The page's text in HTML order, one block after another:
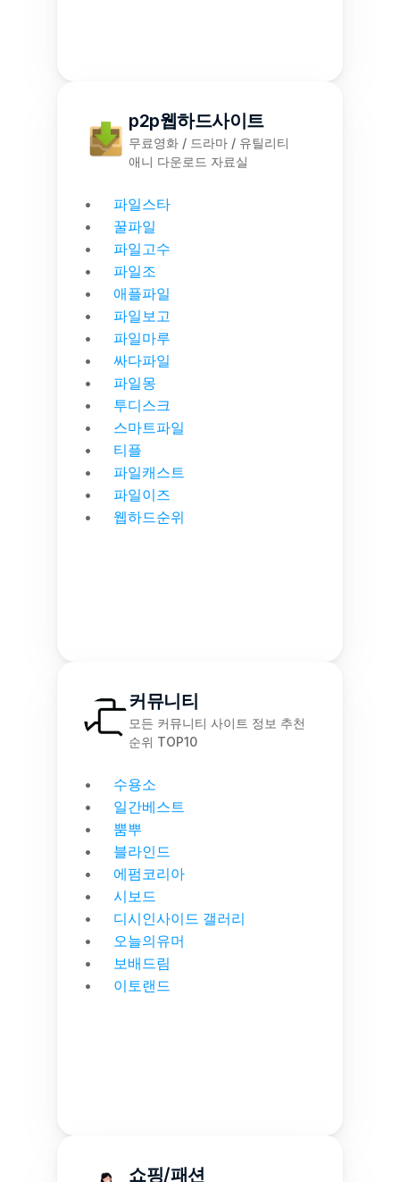
p2p웹하드사이트
무료영화 / 드라마 / 유틸리티
애니 다운로드 자료실
파일스타
꿀파일
파일고수
파일조
애플파일
파일보고
파일마루
싸다파일
파일몽
투디스크
스마트파일
티플
파일캐스트
파일이즈
웹하드순위
커뮤니티
모든 커뮤니티 사이트 정보 추천
순위 TOP10
수용소
일간베스트
뿜뿌
블라인드
에펌코리아
시보드
디시인사이드 갤러리
오늘의유머
보배드림
이토랜드
쇼핑/패션